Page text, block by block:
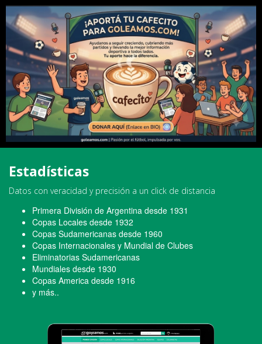
Estadísticas
Datos con veracidad y precisión a un click de distancia
Primera División de Argentina desde 1931
Copas Locales desde 1932
Copas Sudamericanas desde 1960
Copas Internacionales y Mundial de Clubes
Eliminatorias Sudamericanas
Mundiales desde 1930
Copas America desde 1916
y más..